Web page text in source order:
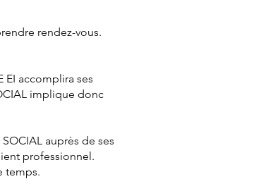
rendez-vous.
EI accomplira ses
implique donc
auprès de ses
professionnel.
temps.